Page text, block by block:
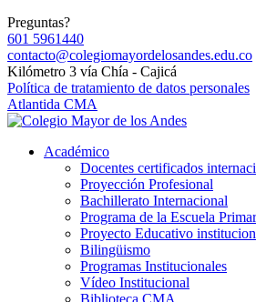
Preguntas?
601 5961440
contacto@colegiomayordelosandes.edu.co
Kilómetro 3 vía Chía - Cajicá
Política de tratamiento de datos personales
Atlantida CMA
Académico
Docentes certificados
Proyección Profesional
Bachillerato Internacional
Programa de la Escuela
Proyecto Educativo
Bilingüismo
Programas Institucionales
Vídeo Institucional
Biblioteca CMA